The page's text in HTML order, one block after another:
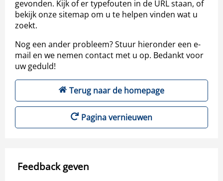
gevonden. Kijk of er typefouten in de URL staan, of
bekijk onze sitemap om u te helpen vinden wat u
zoekt.
Nog een ander probleem? Stuur hieronder een e-
mail en we nemen contact met u op. Bedankt voor
uw geduld!
Terug naar de homepage
Pagina vernieuwen
Feedback geven